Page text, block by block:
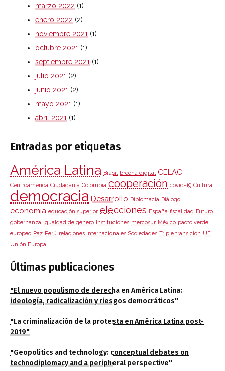
marzo 2022 (1)
enero 2022 (2)
noviembre 2021 (1)
octubre 2021 (1)
septiembre 2021 (1)
julio 2021 (2)
junio 2021 (2)
mayo 2021 (1)
abril 2021 (1)
Entradas por etiquetas
América Latina Brasil brecha digital CELAC
Centroamérica Ciudadanía Colombia cooperación covid-19 Cultura
democracia Desarrollo Diplomacia Diálogo
economía educación superior elecciones España fiscalidad Futuro
gobernanza igualdad de género Instituciones mercosur México pacto verde
europeo Paz Perú relaciones internacionales Sociedades Triple transición UE
Unión Europa
Últimas publicaciones
"El nuevo populismo de derecha en América Latina:
ideología, radicalización y riesgos democráticos"
"La criminalización de la protesta en América Latina post-
2019"
"Geopolitics and technology: conceptual debates on
technodiplomacy and a peripheral perspective"